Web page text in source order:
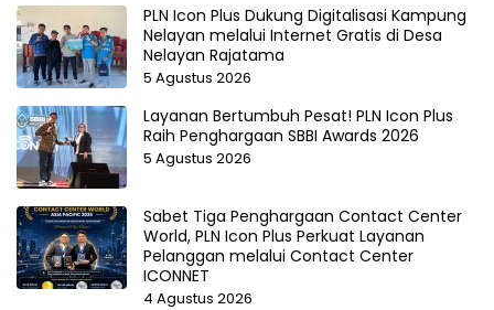
PLN Icon Plus Dukung Digitalisasi Kampung
Nelayan melalui Internet Gratis di Desa
Nelayan Rajatama
5 Agustus 2026
Layanan Bertumbuh Pesat! PLN Icon Plus
Raih Penghargaan SBBI Awards 2026
5 Agustus 2026
Sabet Tiga Penghargaan Contact Center
World, PLN Icon Plus Perkuat Layanan
Pelanggan melalui Contact Center
ICONNET
4 Agustus 2026